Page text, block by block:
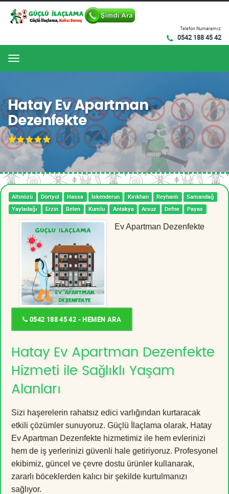
Telefon Numaramız:
0542 188 45 42
Menu
Hatay Ev Apartman
Dezenfekte
Altınözü Dörtyol Hassa İskenderun Kırıkhan Reyhanlı
Samandağ
Yayladağı
Erzin Belen Kumlu Antakya Arsuz Defne Payas
Ev Apartman Dezenfekte
0542 188 45 42 - HEMEN ARA
Hatay Ev Apartman Dezenfekte
Hizmeti ile Sağlıklı Yaşam
Alanları
Sizi haşerelerin rahatsız edici varlığından kurtaracak
etkili çözümler sunuyoruz. Güçlü İlaçlama olarak, Hatay
Ev Apartman Dezenfekte hizmetimiz ile hem evlerinizi
hem de iş yerlerinizi güvenli hale getiriyoruz. Profesyonel
ekibimiz, güncel ve çevre dostu ürünler kullanarak,
zararlı böceklerden kalıcı bir şekilde kurtulmanızı
sağlıyor.